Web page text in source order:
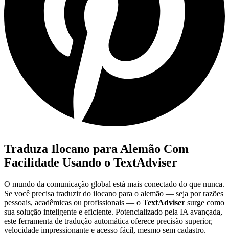
Traduza Ilocano para Alemão Com
Facilidade Usando o TextAdviser
O mundo da comunicação global está mais conectado do que nunca.
Se você precisa traduzir do ilocano para o alemão — seja por razões
pessoais, acadêmicas ou profissionais — o TextAdviser surge como
sua solução inteligente e eficiente. Potencializado pela IA avançada,
este ferramenta de tradução automática oferece precisão superior,
velocidade impressionante e acesso fácil, mesmo sem cadastro.